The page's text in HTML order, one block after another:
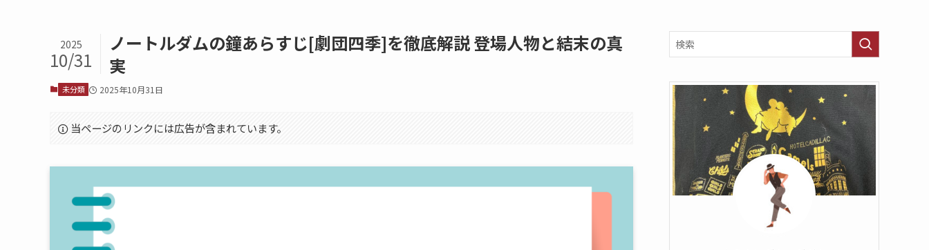
ノートルダムの鐘あらすじ[劇団四季]を徹底解説 登場人物と結末の真
実
2025
10/31
未分類 2025年10月31日
当ページのリンクには広告が含まれています。